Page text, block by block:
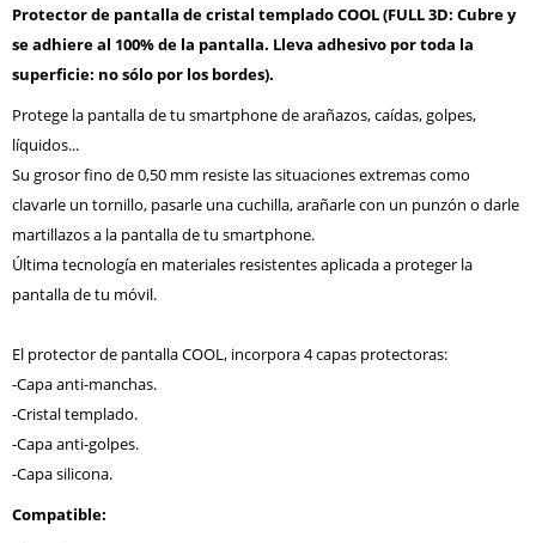
Protector de pantalla de cristal templado COOL (FULL 3D: Cubre y
se adhiere al 100% de la pantalla. Lleva adhesivo por toda la
superficie: no sólo por los bordes).
Protege la pantalla de tu smartphone de arañazos, caídas, golpes,
líquidos...
Su grosor fino de 0,50 mm resiste las situaciones extremas como
clavarle un tornillo, pasarle una cuchilla, arañarle con un punzón o darle
martillazos a la pantalla de tu smartphone.
Última tecnología en materiales resistentes aplicada a proteger la
pantalla de tu móvil.
El protector de pantalla COOL, incorpora 4 capas protectoras:
-Capa anti-manchas.
-Cristal templado.
-Capa anti-golpes.
-Capa silicona.
Compatible: